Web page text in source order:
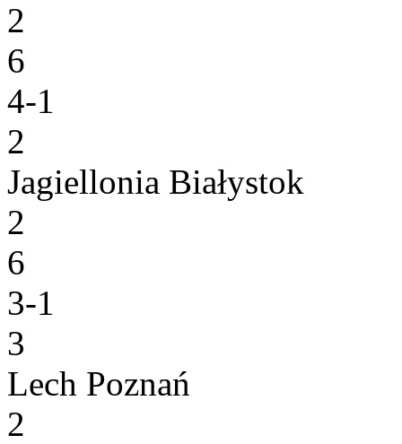
2
6
4-1
2
Jagiellonia Białystok
2
6
3-1
3
Lech Poznań
2